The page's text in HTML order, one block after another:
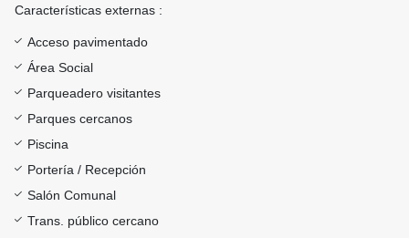
Características externas :
Acceso pavimentado
Área Social
Parqueadero visitantes
Parques cercanos
Piscina
Portería / Recepción
Salón Comunal
Trans. público cercano